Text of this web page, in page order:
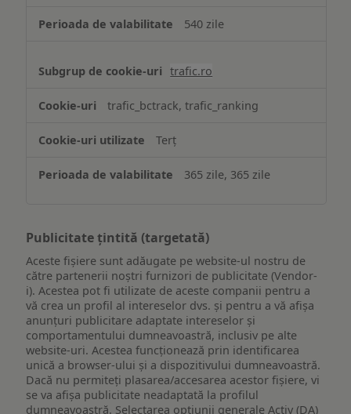
540 zile
trafic.ro
trafic_bctrack, trafic_ranking
Terț
365 zile, 365 zile
Publicitate țintită (targetată)
Aceste fișiere sunt adăugate pe website-ul nostru de
către partenerii noștri furnizori de publicitate (Vendor-
i). Acestea pot fi utilizate de aceste companii pentru a
vă crea un profil al intereselor dvs. și pentru a vă afișa
anunțuri publicitare adaptate intereselor și
comportamentului dumneavoastră, inclusiv pe alte
website-uri. Acestea funcționează prin identificarea
unică a browser-ului și a dispozitivului dumneavoastră.
Dacă nu permiteți plasarea/accesarea acestor fișiere, vi
se va afișa publicitate neadaptată la profilul
dumneavoastră. Selectarea opțiunii generale Activ (DA)